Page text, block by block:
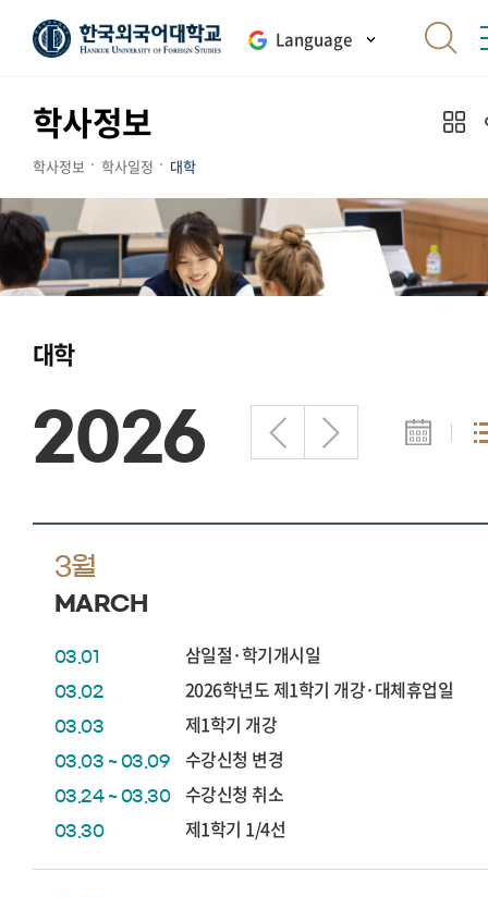
Language
학사정보
학사정보 학사일정 대학
대학
2026
3월
MARCH
03.01 삼일절·학기개시일
03.02 2026학년도 제1학기 개강·대체휴업일
03.03 제1학기 개강
03.03 ~ 03.09 수강신청 변경
03.24 ~ 03.30 수강신청 취소
03.30 제1학기 1/4선